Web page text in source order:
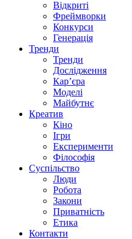
Відкриті
Фреймворки
Конкурси
Генерація
Тренди
Тренди
Дослідження
Кар’єра
Моделі
Майбутнє
Креатив
Кіно
Ігри
Експерименти
Філософія
Суспільство
Люди
Робота
Закони
Приватність
Етика
Контакти